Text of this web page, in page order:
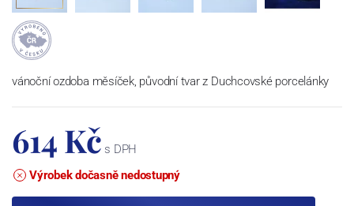
vánoční ozdoba měsíček, původní tvar z Duchcovské porcelánky
614 Kč s DPH
Výrobek dočasně nedostupný